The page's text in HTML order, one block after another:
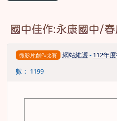
國中佳作:永康國中/
微影片創作比賽 網站維護- 112年
數： 1199